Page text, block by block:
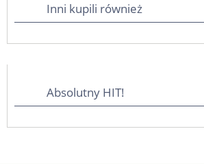
Inni kupili również
Absolutny HIT!